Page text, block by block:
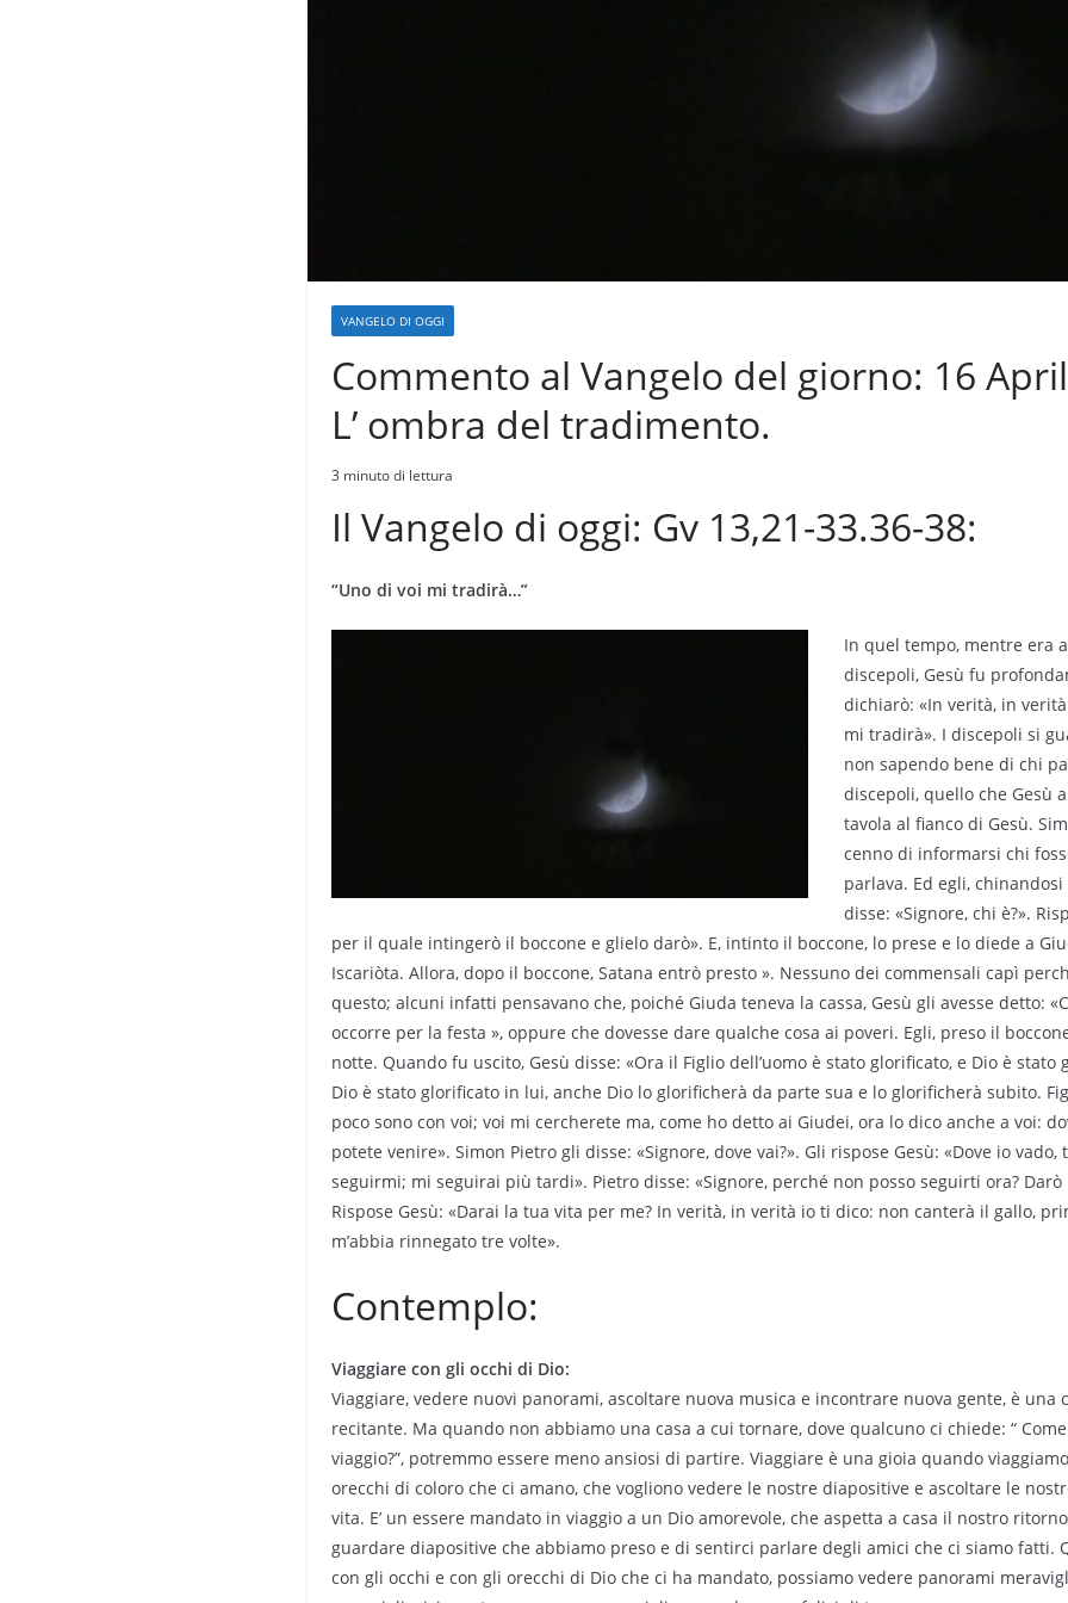
VANGELO DI OGGI
Commento al Vangelo del giorno: 16
L’ ombra del tradimento.
3 minuto di lettura
Il Vangelo di oggi: Gv 13,21-33.36-38:
“Uno di voi mi tradirà…”
In quel tempo, mentre era
discepoli, Gesù fu
dichiarò: «In verità, in
mi tradirà». I discepoli si
non sapendo bene di chi
discepoli, quello che Gesù
tavola al fianco di Gesù.
cenno di informarsi chi
parlava. Ed egli,
disse: «Signore, chi è?».
per il quale intingerò il boccone e glielo darò». E, intinto il boccone, lo prese e lo diede a
Iscariòta. Allora, dopo il boccone, Satana entrò presto ». Nessuno dei commensali capì
questo; alcuni infatti pensavano che, poiché Giuda teneva la cassa, Gesù gli avesse detto:
occorre per la festa », oppure che dovesse dare qualche cosa ai poveri. Egli, preso il
notte. Quando fu uscito, Gesù disse: «Ora il Figlio dell’uomo è stato glorificato, e Dio è stato
Dio è stato glorificato in lui, anche Dio lo glorificherà da parte sua e lo glorificherà subito.
poco sono con voi; voi mi cercherete ma, come ho detto ai Giudei, ora lo dico anche a voi:
potete venire». Simon Pietro gli disse: «Signore, dove vai?». Gli rispose Gesù: «Dove io
seguirmi; mi seguirai più tardi». Pietro disse: «Signore, perché non posso seguirti ora?
Rispose Gesù: «Darai la tua vita per me? In verità, in verità io ti dico: non canterà il gallo,
m’abbia rinnegato tre volte».
Contemplo:
Viaggiare con gli occhi di Dio:
Viaggiare, vedere nuovi panorami, ascoltare nuova musica e incontrare nuova gente, è una
recitante. Ma quando non abbiamo una casa a cui tornare, dove qualcuno ci chiede: “
viaggio?”, potremmo essere meno ansiosi di partire. Viaggiare è una gioia quando
orecchi di coloro che ci amano, che vogliono vedere le nostre diapositive e ascoltare le
vita. E’ un essere mandato in viaggio a un Dio amorevole, che aspetta a casa il nostro
guardare diapositive che abbiamo preso e di sentirci parlare degli amici che ci siamo fatti.
con gli occhi e con gli orecchi di Dio che ci ha mandato, possiamo vedere panorami